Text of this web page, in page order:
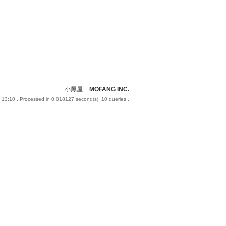
小黑屋 MOFANG INC.
13:10 , Processed in 0.018127 second(s), 10 queries .